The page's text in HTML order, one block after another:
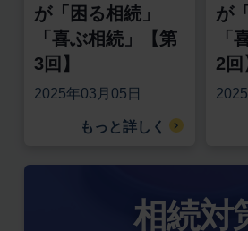
が「困る相続」
「喜ぶ相続」【第
3回】
2025年03月05日
もっと詳しく
が
「
2回
相続対